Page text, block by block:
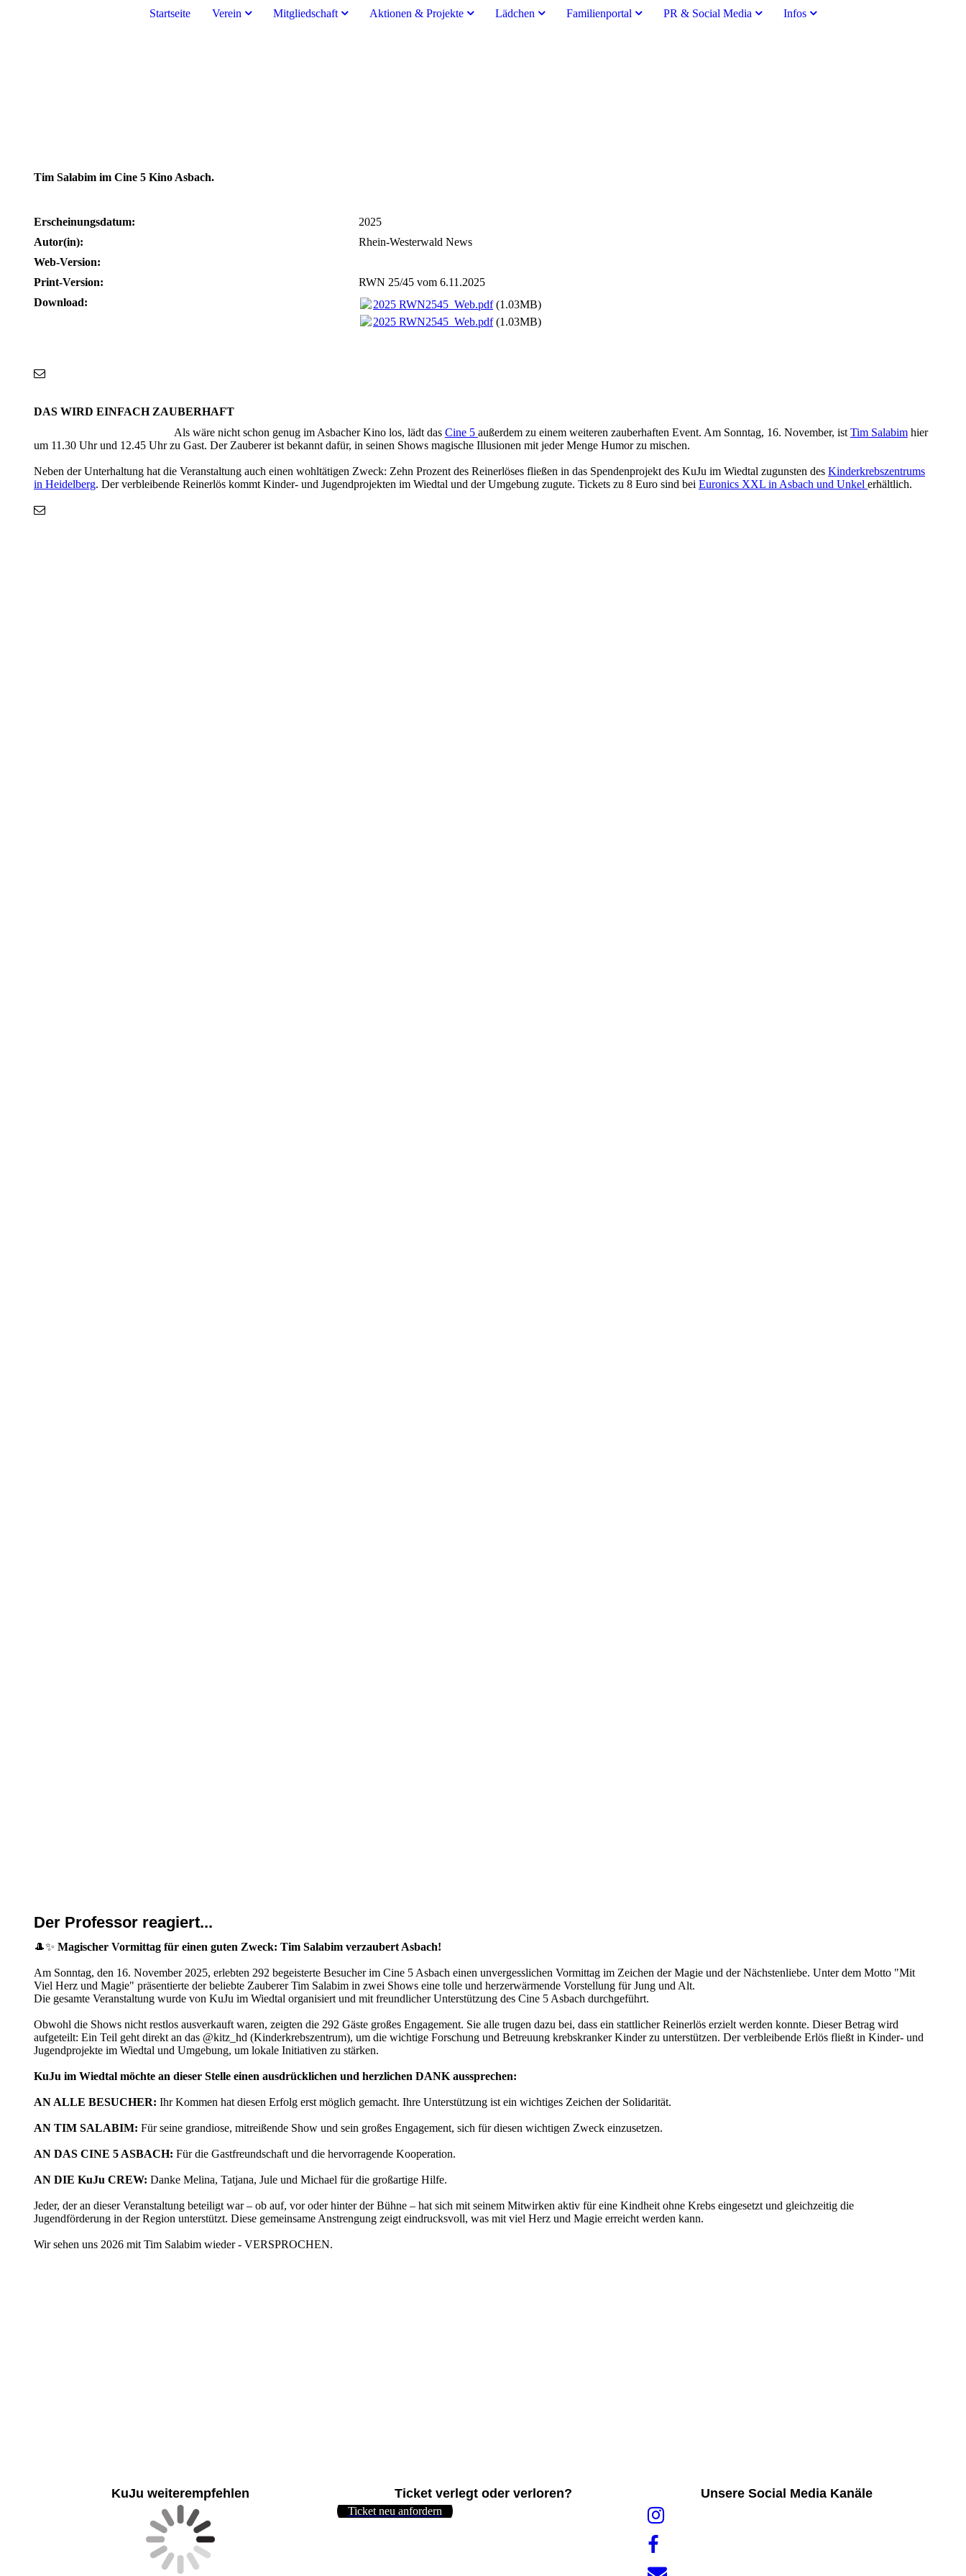
Startseite Verein Mitgliedschaft Aktionen & Projekte Lädchen Familienportal PR & Social Media Infos
Tim Salabim im Cine 5 Kino Asbach.
Erscheinungsdatum:
2025
Autor(in):
Rhein-Westerwald News
Web-Version:
Print-Version:
RWN 25/45 vom 6.11.2025
Download:
2025 RWN2545_Web.pdf(1.03MB)
2025 RWN2545_Web.pdf(1.03MB)
DAS WIRD EINFACH ZAUBERHAFT
Als wäre nicht schon genug im Asbacher Kino los, lädt das Cine 5 außerdem zu einem weiteren zauberhaften Event. Am Sonntag, 16. November, ist Tim Salabimhier
um 11.30 Uhr und 12.45 Uhr zu Gast. Der Zauberer ist bekannt dafür, in seinen Shows magische Illusionen mit jeder Menge Humor zu mischen.
Neben der Unterhaltung hat die Veranstaltung auch einen wohltätigen Zweck: Zehn Prozent des Reinerlöses fließen in das Spendenprojekt des KuJu im Wiedtal zugunsten des Kinderkrebszentrums
in Heidelberg. Der verbleibende Reinerlös kommt Kinder- und Jugendprojekten im Wiedtal und der Umgebung zugute. Tickets zu 8 Euro sind bei Euronics XXL in Asbach und Unkel erhältlich.
Der Professor reagiert...
🎩✨ Magischer Vormittag für einen guten Zweck: Tim Salabim verzaubert Asbach!
Am Sonntag, den 16. November 2025, erlebten 292 begeisterte Besucher im Cine 5 Asbach einen unvergesslichen Vormittag im Zeichen der Magie und der Nächstenliebe. Unter dem Motto "Mit
Viel Herz und Magie" präsentierte der beliebte Zauberer Tim Salabim in zwei Shows eine tolle und herzerwärmende Vorstellung für Jung und Alt.
Die gesamte Veranstaltung wurde von KuJu im Wiedtal organisiert und mit freundlicher Unterstützung des Cine 5 Asbach durchgeführt.
Obwohl die Shows nicht restlos ausverkauft waren, zeigten die 292 Gäste großes Engagement. Sie alle trugen dazu bei, dass ein stattlicher Reinerlös erzielt werden konnte. Dieser Betrag wird
aufgeteilt: Ein Teil geht direkt an das @kitz_hd (Kinderkrebszentrum), um die wichtige Forschung und Betreuung krebskranker Kinder zu unterstützen. Der verbleibende Erlös fließt in Kinder- und
Jugendprojekte im Wiedtal und Umgebung, um lokale Initiativen zu stärken.
KuJu im Wiedtal möchte an dieser Stelle einen ausdrücklichen und herzlichen DANK aussprechen:
AN ALLE BESUCHER: Ihr Kommen hat diesen Erfolg erst möglich gemacht. Ihre Unterstützung ist ein wichtiges Zeichen der Solidarität.
AN TIM SALABIM: Für seine grandiose, mitreißende Show und sein großes Engagement, sich für diesen wichtigen Zweck einzusetzen.
AN DAS CINE 5 ASBACH: Für die Gastfreundschaft und die hervorragende Kooperation.
AN DIE KuJu CREW: Danke Melina, Tatjana, Jule und Michael für die großartige Hilfe.
Jeder, der an dieser Veranstaltung beteiligt war – ob auf, vor oder hinter der Bühne – hat sich mit seinem Mitwirken aktiv für eine Kindheit ohne Krebs eingesetzt und gleichzeitig die
Jugendförderung in der Region unterstützt. Diese gemeinsame Anstrengung zeigt eindrucksvoll, was mit viel Herz und Magie erreicht werden kann.
Wir sehen uns 2026 mit Tim Salabim wieder - VERSPROCHEN.
KuJu weiterempfehlen Ticket verlegt oder verloren?
Ticket neu anfordern
Unsere Social Media Kanäle